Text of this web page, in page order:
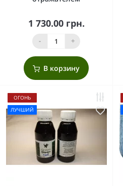
1 730.00 грн.
- +
В корзину
ОГОНЬ
ЛУЧШИЙ